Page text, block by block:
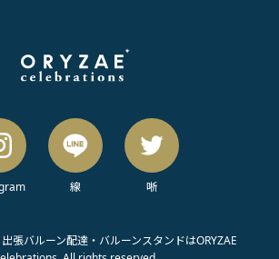
線 唽
張バルーン配達・バルーンスタンドはORYZAE